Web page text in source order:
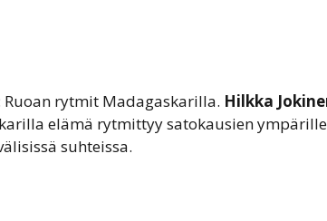
Ruoan rytmit Madagaskarilla. Hilkka
elämä rytmittyy satokausien
suhteissa.